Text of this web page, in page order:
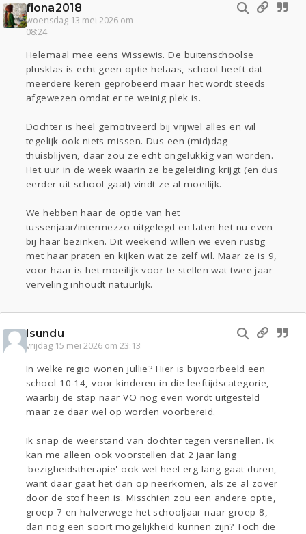
fiona2018
woensdag 13 mei 2026 om
08:24
Helemaal mee eens Wissewis. De buitenschoolse
plusklas is echt geen optie helaas, school heeft dat
meerdere keren geprobeerd maar het wordt steeds
afgewezen omdat er te weinig plek is.
Dochter is heel gemotiveerd bij vrijwel alles en wil
tegelijk ook niets missen. Dus een (mid)dag
thuisblijven, daar zou ze echt ongelukkig van worden.
Het uur in de week waarin ze begeleiding krijgt (en dus
eerder uit school gaat) vindt ze al moeilijk.
We hebben haar de optie van het
tussenjaar/intermezzo uitgelegd en laten het nu even
bij haar bezinken. Dit weekend willen we even rustig
met haar praten en kijken wat ze zelf wil. Maar ze is 9,
voor haar is het moeilijk voor te stellen wat twee jaar
verveling inhoudt natuurlijk.
Isundu
vrijdag 15 mei 2026 om 23:13
In welke regio wonen jullie? Hier is bijvoorbeeld een
school 10-14, voor kinderen in die leeftijdscategorie,
waarbij de stap naar VO nog even wordt uitgesteld
maar ze daar wel op worden voorbereid.
Ik snap de weerstand van dochter tegen versnellen. Ik
kan me alleen ook voorstellen dat 2 jaar lang
'bezigheidstherapie' ook wel heel erg lang gaat duren,
want daar gaat het dan op neerkomen, als ze al zover
door de stof heen is. Misschien zou een andere optie,
groep 7 en halverwege het schooljaar naar groep 8,
dan nog een soort mogelijkheid kunnen zijn? Toch die